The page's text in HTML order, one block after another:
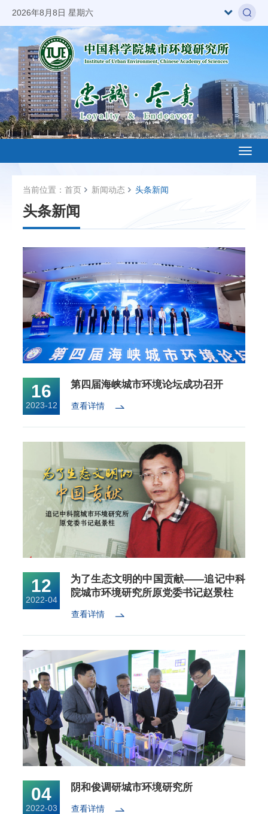
2026年8月8日 星期六
当前位置： 首页 新闻动态 头条新闻
头条新闻
16
2023-12
第四届海峡城市环境论坛成功召开
查看详情
12
2022-04
为了生态文明的中国贡献——追记中科
院城市环境研究所原党委书记赵景柱
查看详情
04
2022-03
阴和俊调研城市环境研究所
查看详情